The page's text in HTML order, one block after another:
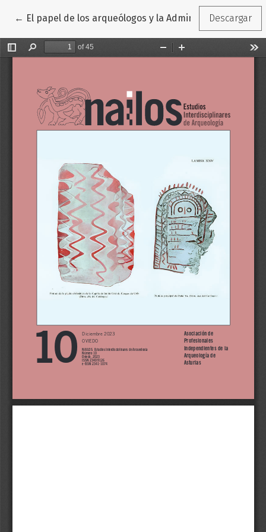
← Volver a los detalles del artículo
El papel de los arqueólogos y la Administración en la
Descargar